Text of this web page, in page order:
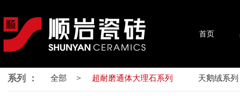
首页
系列 ： 全部 超耐磨通体大理石系列 天鹅绒系列